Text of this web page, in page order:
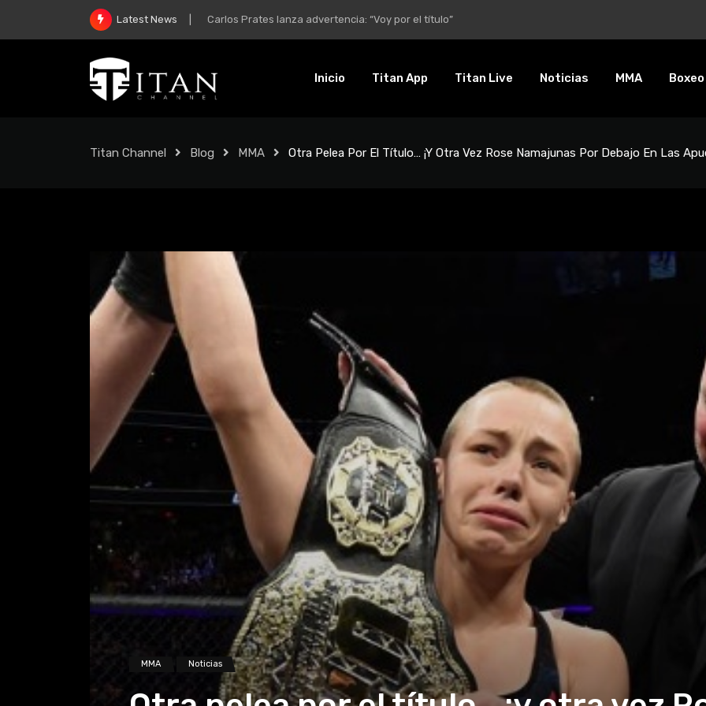
Latest News McGregor y su regreso: “Mi mentalidad es inquebrantable”
Inicio Titan App Titan Live Noticias MMA Boxeo
Titan Channel Blog MMA Otra Pelea Por El Título… ¡y Otra Vez Rose Namajunas Por Debajo En Las
MMA Noticias